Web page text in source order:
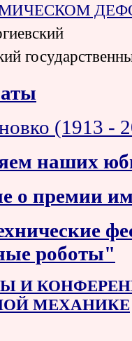
(1913 -
наших
о премии
роботы"
И
МЕХАНИКЕ